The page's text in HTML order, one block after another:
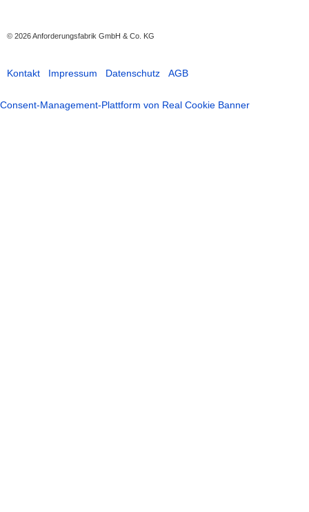
© 2026Anforderungsfabrik GmbH & Co. KG
Kontakt Impressum Datenschutz AGB
Consent-Management-Plattform von Real Cookie Banner